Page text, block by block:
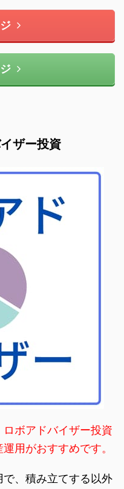
ザー投資
ロボアドバイザー投資
用がおすすめです。
、積み立てする以外